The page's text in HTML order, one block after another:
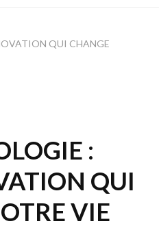
QUI CHANGE
:
QUI
VIE